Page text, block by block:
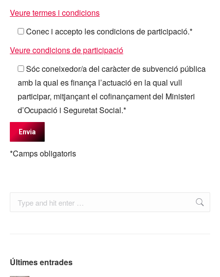
Veure termes i condicions
Conec i accepto les condicions de participació.*
Veure condicions de participació
Sóc coneixedor/a del caràcter de subvenció pública
amb la qual es finança l’actuació en la qual vull
participar, mitjançant el cofinançament del Ministeri
d’Ocupació i Seguretat Social.*
*Camps obligatoris
Search:
Últimes entrades